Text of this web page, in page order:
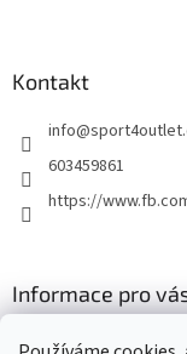
Kontakt
info@
603459861
https://
Informace pro
GDPR